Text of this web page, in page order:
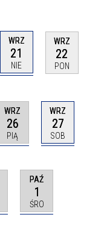
WRZ
21
NIE
WRZ
22
PON
WRZ
26
PIĄ
WRZ
27
SOB
PAŹ
1
ŚRO